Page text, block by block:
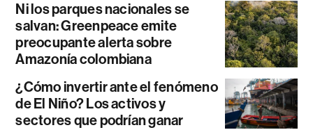
Ni los parques nacionales se
salvan: Greenpeace emite
preocupante alerta sobre
Amazonía colombiana
¿Cómo invertir ante el fenómeno
de El Niño? Los activos y
sectores que podrían ganar